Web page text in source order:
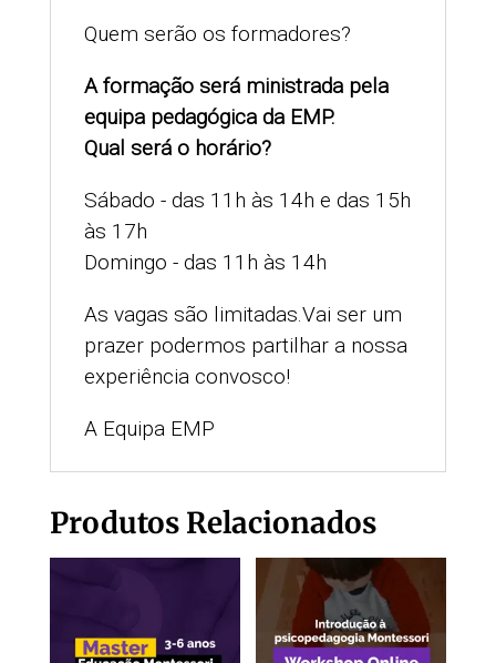
Quem serão os formadores?
A formação será ministrada pela
equipa pedagógica da EMP.
Qual será o horário?
Sábado - das 11h às 14h e das 15h
às 17h
Domingo - das 11h às 14h
As vagas são limitadas.Vai ser um
prazer podermos partilhar a nossa
experiência convosco!
A Equipa EMP
Produtos Relacionados